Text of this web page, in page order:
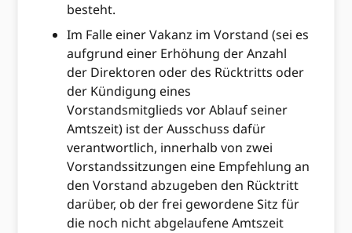
besteht.
Im Falle einer Vakanz im Vorstand (sei es
aufgrund einer Erhöhung der Anzahl
der Direktoren oder des Rücktritts oder
der Kündigung eines
Vorstandsmitglieds vor Ablauf seiner
Amtszeit) ist der Ausschuss dafür
verantwortlich, innerhalb von zwei
Vorstandssitzungen eine Empfehlung an
den Vorstand abzugeben den Rücktritt
darüber, ob der frei gewordene Sitz für
die noch nicht abgelaufene Amtszeit